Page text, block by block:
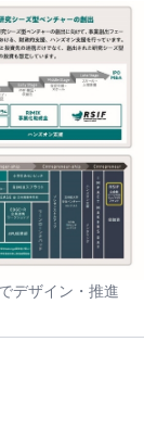
デザイン・推進